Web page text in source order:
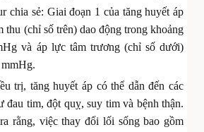
chia sẻ: Giai đoạn 1 của tăng huyết áp
thu (chỉ số trên) dao động trong khoảng
và áp lực tâm trương (chỉ số dưới)
trị, tăng huyết áp có thể dẫn đến các
đau tim, đột quỵ, suy tim và bệnh thận.
rằng, việc thay đổi lối sống bao gồm